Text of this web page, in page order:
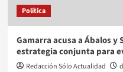
Política
Gamarra acusa a Ábalos
estrategia conjunta para
Redacción Sólo Actualidad